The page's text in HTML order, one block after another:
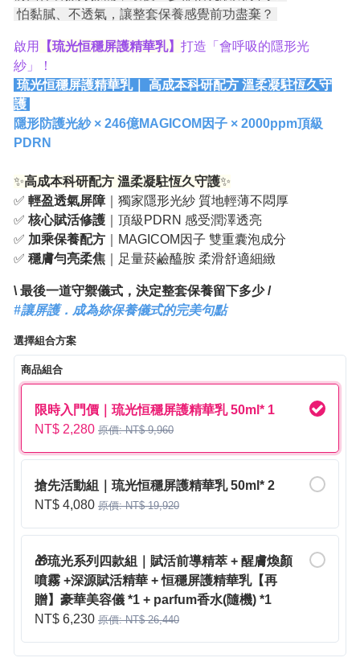
怕黏膩、不透氣，讓整套保養感覺前功盡棄？
啟用 【琉光恒穩屏護精華乳】 打造「會呼吸的隱形光
紗」！
琉光恒穩屏護精華乳｜ 高成本科研配方 溫柔凝駐恆久守
護
隱形防護光紗 × 246億MAGICOM因子 × 2000ppm頂級
PDRN
✨高成本科研配方 溫柔凝駐恆久守護✨
✅ 輕盈透氣屏障 ｜獨家隱形光紗 質地輕薄不悶厚
✅ 核心賦活修護 ｜頂級PDRN 感受潤澤透亮
✅ 加乘保養配方 ｜MAGICOM因子 雙重囊泡成分
✅ 穩膚勻亮柔焦 ｜足量菸鹼醯胺 柔滑舒適細緻
\ 最後一道守禦儀式，決定整套保養留下多少 /
#讓屏護．成為妳保養儀式的完美句點
選擇組合方案
商品組合
限時入門價｜琉光恒穩屏護精華乳 50ml* 1
NT$ 2,280 原價: NT$ 9,960
搶先活動組｜琉光恒穩屏護精華乳 50ml* 2
NT$ 4,080 原價: NT$ 19,920
🎁琉光系列四款組｜賦活前導精萃 + 醒膚煥顏
噴霧 +深源賦活精華 + 恒穩屏護精華乳【再
贈】豪華美容儀 *1 + parfum香水(隨機) *1
NT$ 6,230 原價: NT$ 26,440